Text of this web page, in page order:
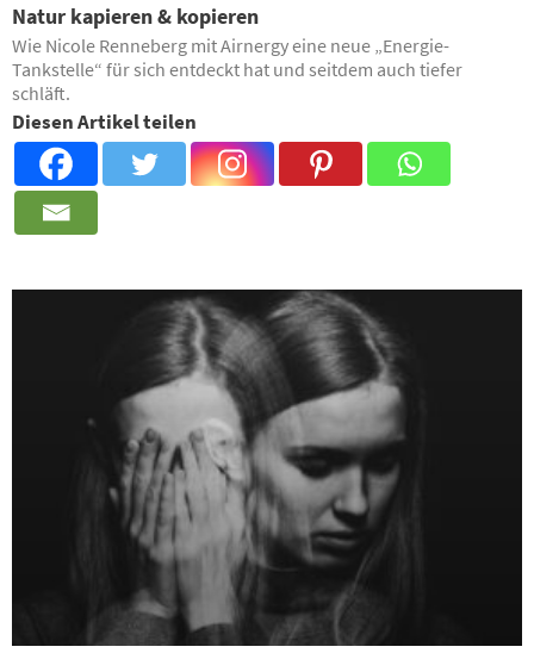
Natur kapieren & kopieren
Wie Nicole Renneberg mit Airnergy eine neue „Energie-
Tankstelle“ für sich entdeckt hat und seitdem auch tiefer
schläft.
Diesen Artikel teilen